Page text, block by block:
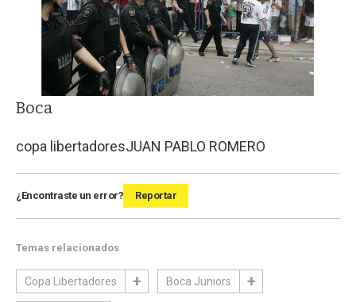
Boca
copa libertadoresJUAN PABLO ROMERO
¿Encontraste un error? Reportar
Temas relacionados
Copa Libertadores Boca Juniors